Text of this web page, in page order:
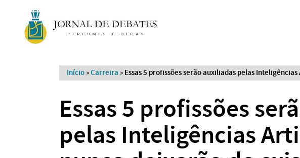
Início »Carreira » Essas 5 profissões serão auxiliadas pelas
Essas 5 profissões
pelas Inteligências